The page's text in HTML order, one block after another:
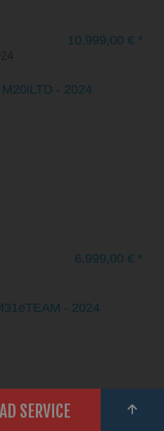
10.999,00 € *
6.999,00 € *
SERVICE